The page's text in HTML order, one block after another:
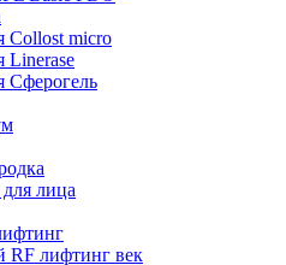
Collost micro
Linerase
Сферогель
лица
RF лифтинг век